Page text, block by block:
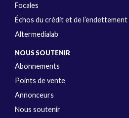
Focales
Échos du crédit et de l’endettement
Altermedialab
NOUS SOUTENIR
Abonnements
Points de vente
Annonceurs
Nous soutenir